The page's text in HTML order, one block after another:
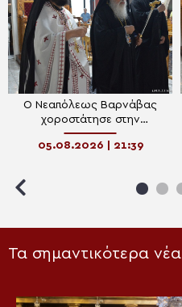
Ο Νεαπόλεως Βαρνάβας
χοροστάτησε στην
Ακολουθία του Μεγάλου
Παρακλητικού Κανόνα στον
05.08.2026 | 21:39
Τα σημαντικότερα νέα